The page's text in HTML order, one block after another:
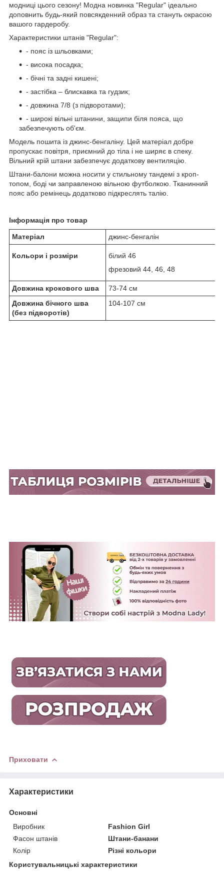
модниці цього сезону! Модна новинка "Regular" ідеально
доповнить будь-який повсякденний образ та стануть окрасою
вашого гардеробу.
Характеристики штанів "Regular":
- пояс із шльовками;
- висока посадка;
- бічні та задні кишені;
- застібка – блискавка та гудзик;
- довжина 7/8 (з підворотами);
- широкі вільні штанини, защипи біля пояса, що
забезпечують об'єм.
Модель пошита із джинс-бенгаліну. Цей матеріал добре
пропускає повітря, приємний до тіла і не ширяє в спеку.
Вільний крій штани забезпечує додаткову вентиляцію.
Штани-балони можна носити у стильному тандемі з кроп-
топом, боді чи заправленою вільною футболкою. Тканинний
пояс або ремінець додатково підкреслять талію.
Інформація про товар
Матеріал джинс-бенгалін
Кольори і розміри
білий 46
фрезовий 44, 46, 48
Довжина крокового шва
73-74 см
Довжина бічного шва
(без підворотів)
104-107 см
Приховати
Характеристики
Основні
Виробник
Fashion Girl
Фасон штанів
Штани-банани
Колір
Різні кольори
Користувальницькі характеристики